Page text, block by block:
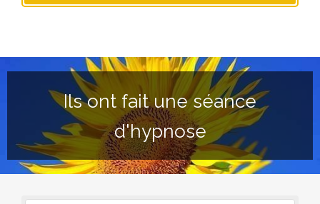
Ils ont fait une séance
d'hypnose